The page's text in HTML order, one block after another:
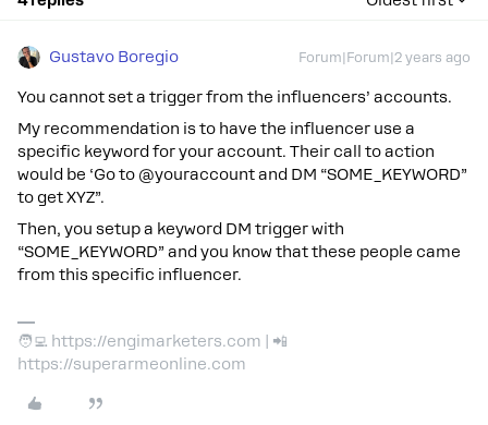
Gustavo Boregio Forum|Forum|2 years ago
You cannot set a trigger from the influencers’ accounts.
My recommendation is to have the influencer use a
specific keyword for your account. Their call to action
would be ‘Go to @youraccount and DM “SOME_KEYWORD”
to get XYZ”.
Then, you setup a keyword DM trigger with
“SOME_KEYWORD” and you know that these people came
from this specific influencer.
🧑‍💻 https://engimarketers.com | 📲
https://superarmeonline.com